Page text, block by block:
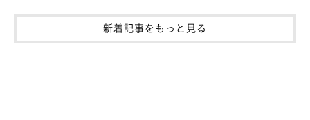
新着記事をもっと見る